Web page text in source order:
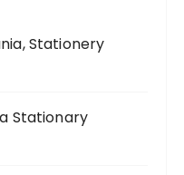
Stationery
Stationary